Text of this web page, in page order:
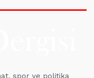
spor ve politika